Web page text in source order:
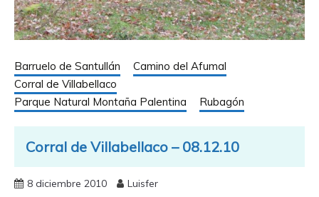
Barruelo de Santullán
Camino del Afumal
Corral de Villabellaco
Parque Natural Montaña Palentina
Rubagón
Corral de Villabellaco – 08.12.10
8 diciembre 2010 Luisfer